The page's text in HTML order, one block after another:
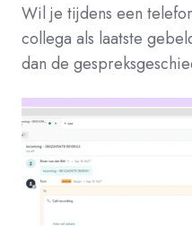
Wil je tijdens een
collega als laatste
dan de